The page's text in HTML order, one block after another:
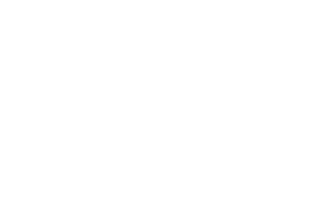
B. Braun com o nosso portfólio completo.
mais sobre o nosso centro de inovação e apresente a sua ideia.